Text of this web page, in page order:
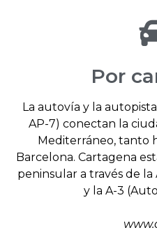
Por
La autovía y la
AP-7) conectan la
Mediterráneo, tanto
Barcelona. Cartagena
peninsular a través de
y la A-3